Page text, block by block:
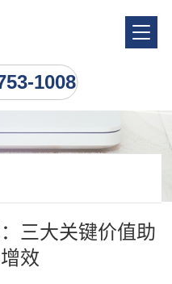
1008
三大关键价值助
效